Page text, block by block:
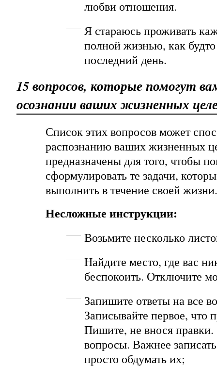
любви отношения.
Я стараюсь проживать
полной жизнью, как
последний день.
15 вопросов, которые помогут
осознании ваших жизненных
Список этих вопросов может
распознанию ваших жизненных
предназначены для того, чтобы
сформулировать те задачи,
выполнить в течение своей жизни.
Несложные инструкции:
Возьмите несколько
Найдите место, где вас
беспокоить. Отключите
Запишите ответы на все
Записывайте первое, что
Пишите, не внося правки.
вопросы. Важнее
просто обдумать их;